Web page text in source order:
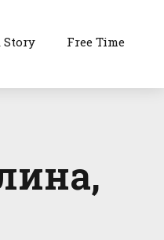
Story Free Time